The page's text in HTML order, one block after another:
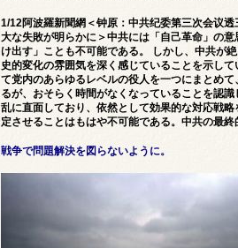
1/12阿波羅新聞網＜钟原：中共纪委第三次会议
大な失敗が明らかに＞中共には「自己革命」の
け出す」ことも不可能である。 しかし、中共が
史的変化の雰囲気を深く感じていることを示し
て党内のあらゆるレベルの役人を一つにまとめ
るが、おそらく時間がなくなっていることを認
乱に直面しており、依然として効果的な対応戦
定させることはもはや不可能である。中共の最終
戦争で問題解決を図らないように。